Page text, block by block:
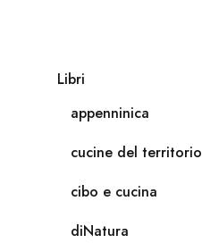
Libri
appenninica
cucine del territorio
cibo e cucina
diNatura